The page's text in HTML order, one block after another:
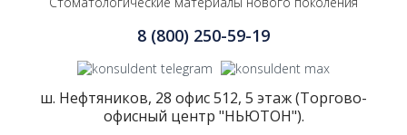
8 (800) 250-59-19
ш. Нефтяников, 28 офис 512, 5 этаж (Торгово-
офисный центр "НЬЮТОН").